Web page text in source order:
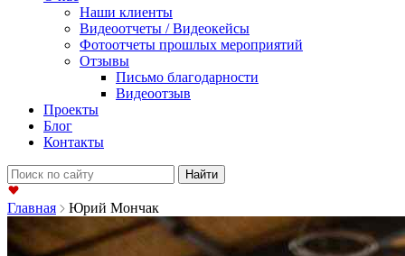
Наши клиенты
Видеоотчеты / Видеокейсы
Фотоотчеты прошлых мероприятий
Отзывы
Письмо благодарности
Видеоотзыв
Проекты
Блог
Контакты
Найти:
Главная Юрий Мончак